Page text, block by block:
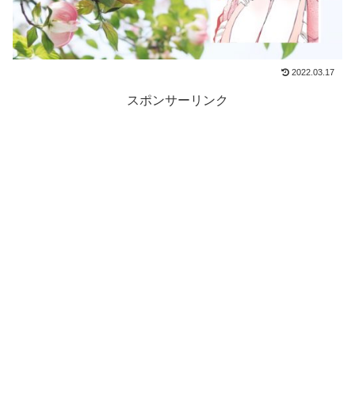
2022.03.17
スポンサーリンク